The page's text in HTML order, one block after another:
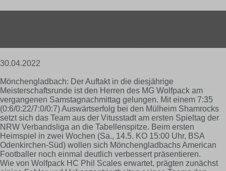
30.04.2022
Mönchengladbach: Der Auftakt in die diesjährige
Meisterschaftsrunde ist den Herren des MG Wolfpack am
vergangenen Samstagnachmittag gelungen. Mit einem 7:35
(0:6/0:22/7:0/0:7) Auswärtserfolg bei den Mülheim Shamrocks
setzt sich das Team aus der Vitusstadt am ersten Spieltag der
NRW Verbandsliga an die Tabellenspitze. Beim ersten
Heimspiel in zwei Wochen (Sa., 14.5. KO 15:00 Uhr, BSA
Odenkirchen-Süd) wollen sich Mönchengladbachs American
Footballer noch einmal deutlich verbessert präsentieren.
Wie von Wolfpack HC Phil Scales erwartet, prägten zunächst